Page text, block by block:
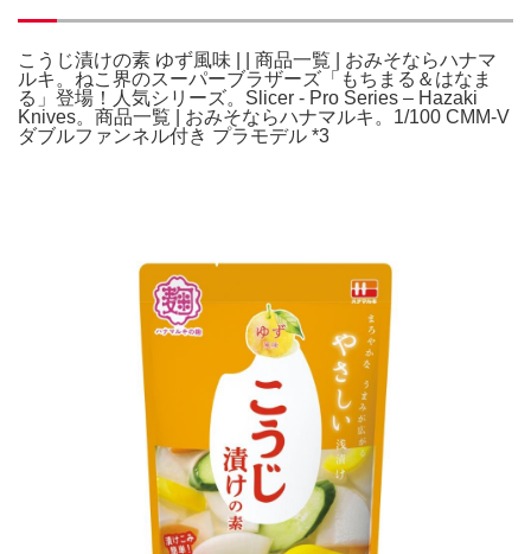
こうじ漬けの素 ゆず風味 | | 商品一覧 | おみそならハナマ
ルキ。ねこ界のスーパーブラザーズ「もちまる＆はなま
る」登場！人気シリーズ。Slicer - Pro Series – Hazaki
Knives。商品一覧 | おみそならハナマルキ。1/100 CMM-V
ダブルファンネル付き プラモデル *3